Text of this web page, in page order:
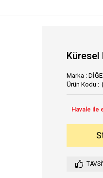
Küresel
Marka :